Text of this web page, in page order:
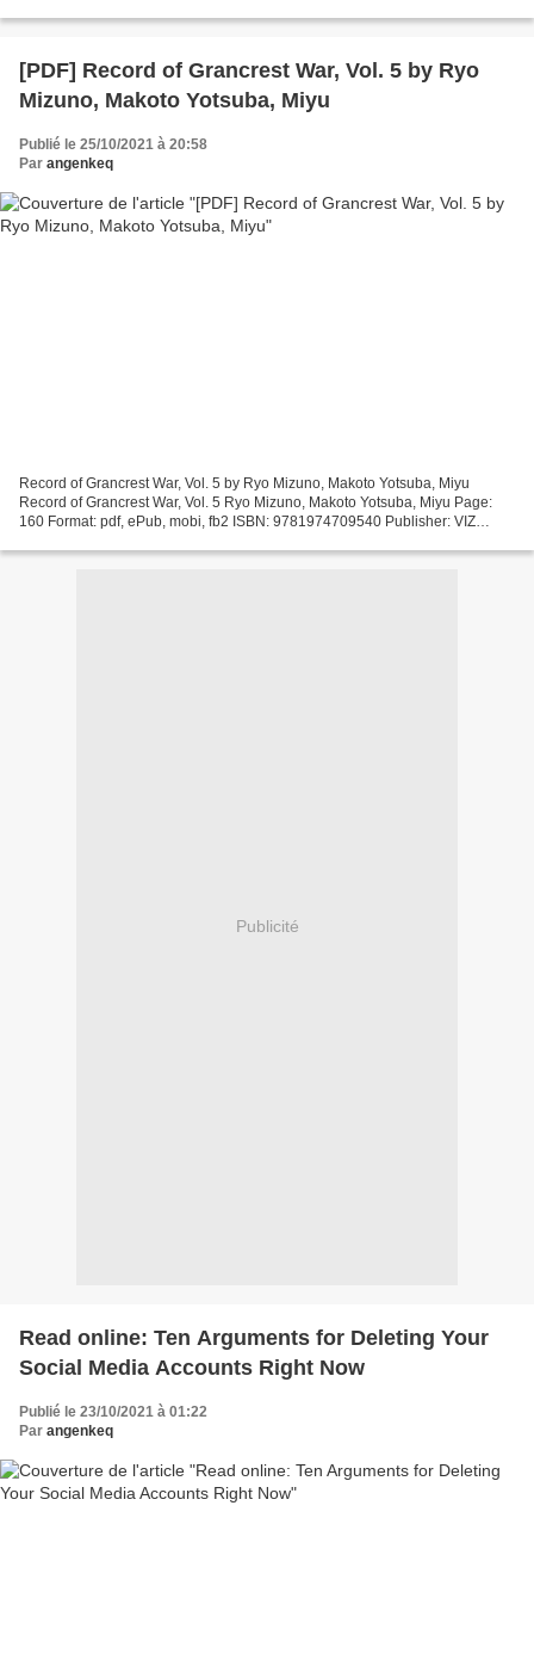
[PDF] Record of Grancrest War, Vol. 5 by Ryo
Mizuno, Makoto Yotsuba, Miyu
Publié le 25/10/2021 à 20:58
Par angenkeq
Record of Grancrest War, Vol. 5 by Ryo Mizuno, Makoto Yotsuba, Miyu
Record of Grancrest War, Vol. 5 Ryo Mizuno, Makoto Yotsuba, Miyu Page:
160 Format: pdf, ePub, mobi, fb2 ISBN: 9781974709540 Publisher: VIZ
Publicité
Read online: Ten Arguments for Deleting Your
Social Media Accounts Right Now
Publié le 23/10/2021 à 01:22
Par angenkeq